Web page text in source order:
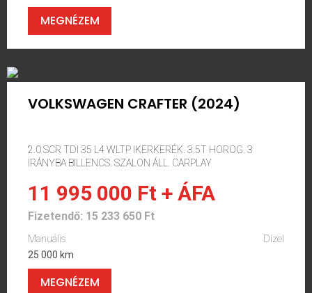
MEGNÉZEM
VOLKSWAGEN CRAFTER (2024)
2.0 SCR TDI 35 L4 WLTP IKERKERÉK. 3.5T HOROG. 3
IRÁNYBA BILLENCS. SZALON ÁLL. CARPLAY
11 995 000 Ft + ÁFA
Fizetendő: 15 233 650 Ft
Manuális
Dízel
25 000 km
MEGNÉZEM